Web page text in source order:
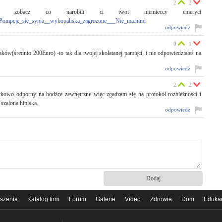
I zobacz co narobili ci twoi niemieccy emeryci
2 2
odpowiedz
200Euro) -to tak dla twojej skołatanej pamięci, i nie odpowiedziałeś na
0 1
odpowiedz
odporny na bodżce zewnętrzne więc zgadzam się na protokół rozbieżności i
hipiska.
2 2
odpowiedz
Katalog firm Forum Galerie Video Zdrowie Dom